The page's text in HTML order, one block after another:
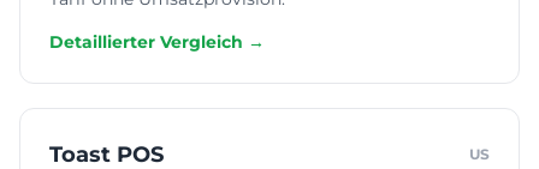
Detaillierter Vergleich →
Toast POS US